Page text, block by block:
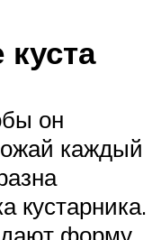
он
каждый
кустарника.